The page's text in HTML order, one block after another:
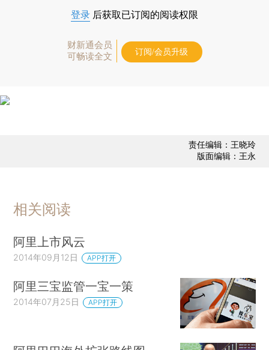
登录 后获取已订阅的阅读权限
财新通会员
可畅读全文
订阅/会员升级
责任编辑：王晓玲
版面编辑：王永
相关阅读
阿里上市风云
2014年09月12日 APP打开
阿里三宝监管一宝一策
2014年07月25日 APP打开